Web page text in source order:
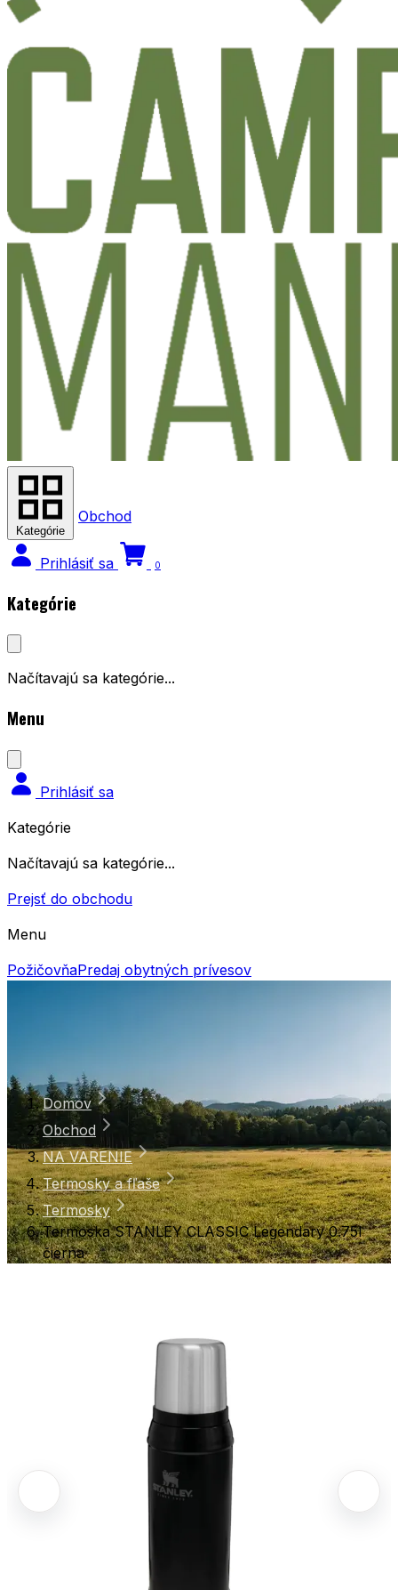
Kategórie
Obchod
Prihlásiť sa 0
Kategórie
Načítavajú sa kategórie...
Menu
Prihlásiť sa
Kategórie
Načítavajú sa kategórie...
Prejsť do obchodu
Menu
PožičovňaPredaj obytných prívesov
Domov
Obchod
NA VARENIE
Termosky a fľaše
Termosky
Termoska STANLEY CLASSIC Legendary 0.75l
čierna